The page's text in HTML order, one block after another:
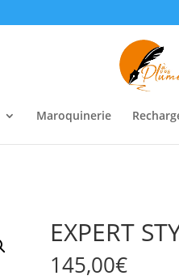
Maroquinerie
EXPERT
145,00€